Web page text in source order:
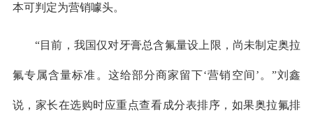
本可判定为营销噱头。
“目前，我国仅对牙膏总含氟量设上限，尚未制定奥拉
氟专属含量标准。这给部分商家留下‘营销空间’。”刘鑫
说，家长在选购时应重点查看成分表排序，如果奥拉氟排